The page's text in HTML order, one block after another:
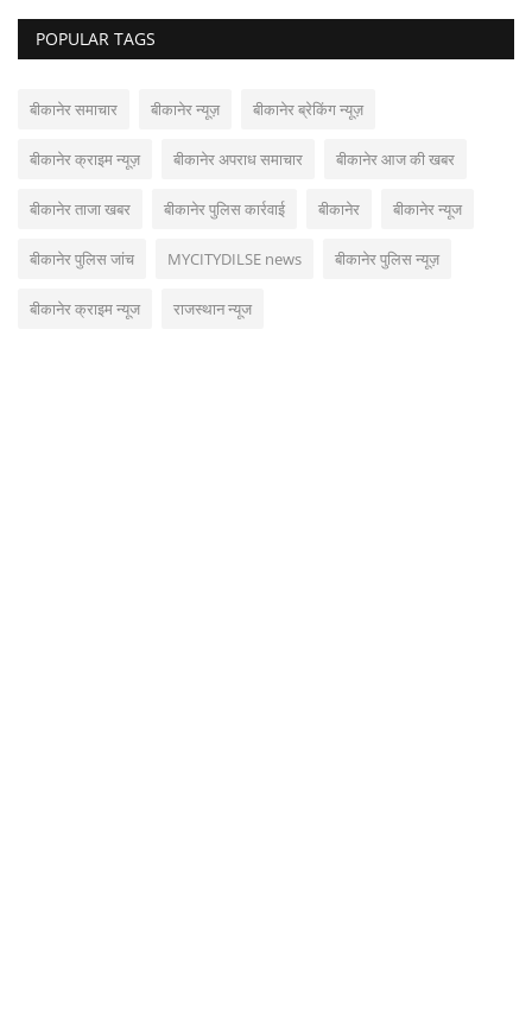
POPULAR TAGS
बीकानेर समाचार बीकानेर न्यूज़ बीकानेर ब्रेकिंग न्यूज़
बीकानेर क्राइम न्यूज़ बीकानेर अपराध समाचार बीकानेर आज की खबर
बीकानेर ताजा खबर बीकानेर पुलिस कार्रवाई बीकानेर बीकानेर न्यूज
बीकानेर पुलिस जांच MYCITYDILSE news बीकानेर पुलिस न्यूज़
बीकानेर क्राइम न्यूज राजस्थान न्यूज